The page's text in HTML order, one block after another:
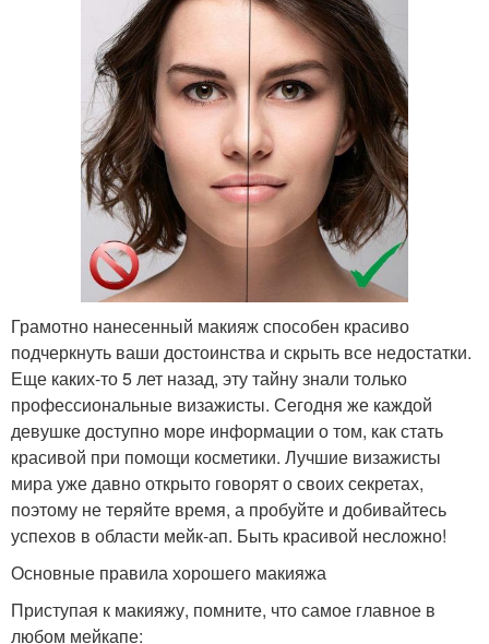
Грамотно нанесенный макияж способен красиво
подчеркнуть ваши достоинства и скрыть все недостатки.
Еще каких-то 5 лет назад, эту тайну знали только
профессиональные визажисты. Сегодня же каждой
девушке доступно море информации о том, как стать
красивой при помощи косметики. Лучшие визажисты
мира уже давно открыто говорят о своих секретах,
поэтому не теряйте время, а пробуйте и добивайтесь
успехов в области мейк-ап. Быть красивой несложно!
Основные правила хорошего макияжа
Приступая к макияжу, помните, что самое главное в
любом мейкапе: